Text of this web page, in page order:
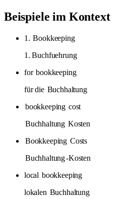
Beispiele im Kontext
1. Bookkeeping
1. Buchfuehrung
for bookkeeping
für die Buchhaltung
bookkeeping cost
Buchhaltung Kosten
Bookkeeping Costs
Buchhaltung-Kosten
local bookkeeping
lokalen Buchhaltung